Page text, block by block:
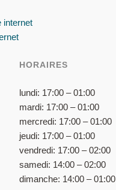
internet
HORAIRES
lundi: 17:00 – 01:00
mardi: 17:00 – 01:00
mercredi: 17:00 – 01:00
jeudi: 17:00 – 01:00
vendredi: 17:00 – 02:00
samedi: 14:00 – 02:00
dimanche: 14:00 – 01:00